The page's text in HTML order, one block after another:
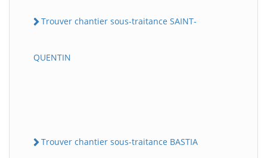
Trouver chantier sous-traitance SAINT-
QUENTIN
Trouver chantier sous-traitance BASTIA